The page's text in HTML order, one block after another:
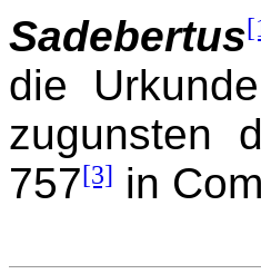
Sadebertus
die
zugunsten
757[3] in